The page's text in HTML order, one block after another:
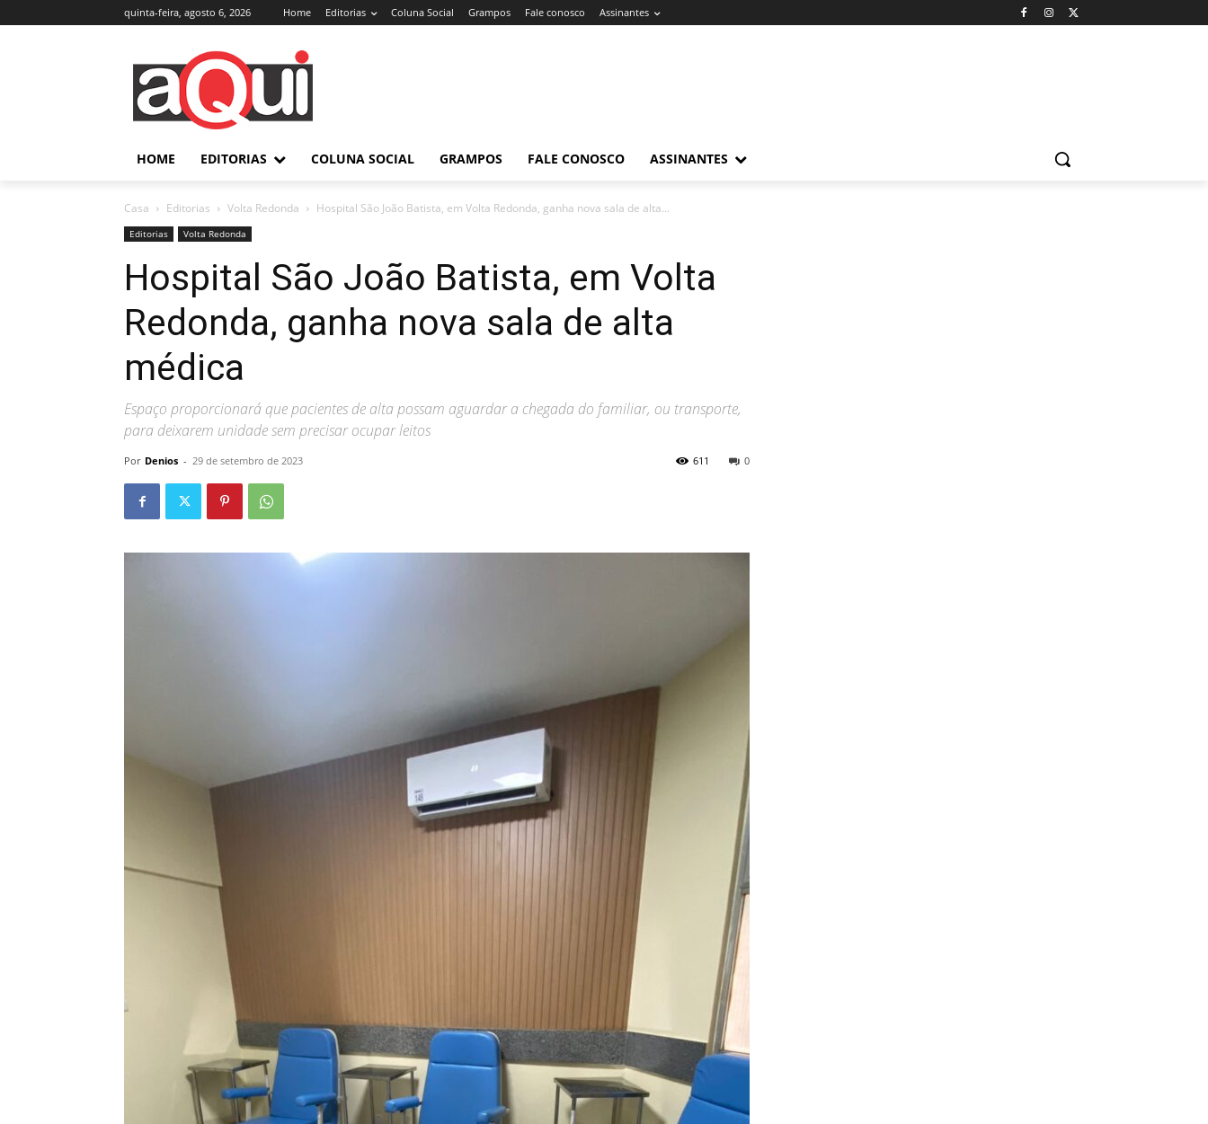
quinta-feira, agosto 6, 2026 Home Editorias Coluna Social Grampos Fale conosco Assinantes
HOME EDITORIAS COLUNA SOCIAL GRAMPOS FALE CONOSCO ASSINANTES
Casa Editorias Volta Redonda Hospital São João Batista, em Volta Redonda, ganha nova sala de alta...
Editorias Volta Redonda
Hospital São João Batista, em Volta
Redonda, ganha nova sala de alta
médica
Espaço proporcionará que pacientes de alta possam aguardar a chegada do familiar, ou transporte,
para deixarem unidade sem precisar ocupar leitos
Por Denios - 29 de setembro de 2023 0
611